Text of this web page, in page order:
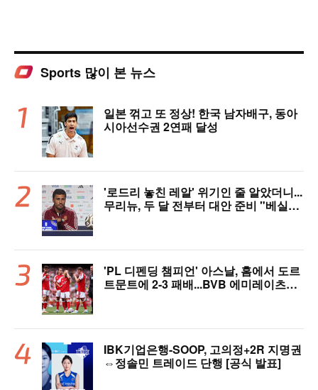
Sports 많이 본 뉴스
일본 꺾고 또 정상! 한국 남자배구, 동아
시아선수권 2연패 달성
'로드리 놓친 레알' 위기인 줄 알았더니...
무리뉴, 두 달 전부터 대안 준비 "베실바
'PL 디펜딩 챔피언' 아스날, 홈에서 도르
트문트에 2-3 패배...BVB 에미레이츠컵
IBK기업은행-SOOP, 고의정+2R 지명권
⇔정솔민 트레이드 단행 [공식 발표]